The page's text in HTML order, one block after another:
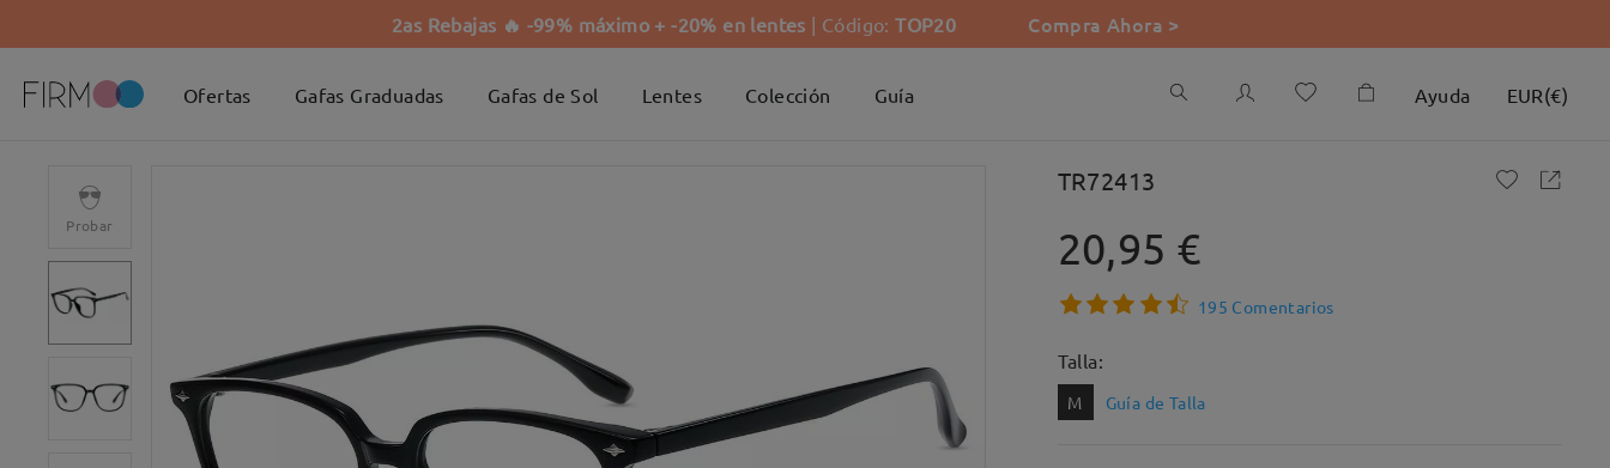
2as Rebajas 🔥 -99% máximo + -20% en lentes | Código:TOP20 Compra Ahora >
Ofertas Gafas Graduadas Gafas de Sol Lentes Colección Guía Ayuda EUR(€)
Probar
TR72413
20,95 €
195 Comentarios
Talla:
M Guía de Talla